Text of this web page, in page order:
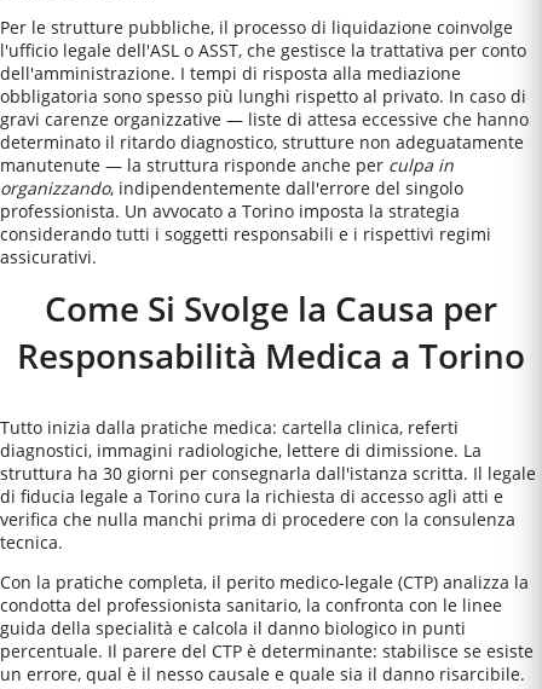
Per le strutture pubbliche, il processo di liquidazione coinvolge
l'ufficio legale dell'ASL o ASST, che gestisce la trattativa per conto
dell'amministrazione. I tempi di risposta alla mediazione
obbligatoria sono spesso più lunghi rispetto al privato. In caso di
gravi carenze organizzative — liste di attesa eccessive che hanno
determinato il ritardo diagnostico, strutture non adeguatamente
manutenute — la struttura risponde anche per culpa in
organizzando, indipendentemente dall'errore del singolo
professionista. Un avvocato a Torino imposta la strategia
considerando tutti i soggetti responsabili e i rispettivi regimi
assicurativi.
Come Si Svolge la Causa per
Responsabilità Medica a Torino
Tutto inizia dalla pratiche medica: cartella clinica, referti
diagnostici, immagini radiologiche, lettere di dimissione. La
struttura ha 30 giorni per consegnarla dall'istanza scritta. Il legale
di fiducia legale a Torino cura la richiesta di accesso agli atti e
verifica che nulla manchi prima di procedere con la consulenza
tecnica.
Con la pratiche completa, il perito medico-legale (CTP) analizza la
condotta del professionista sanitario, la confronta con le linee
guida della specialità e calcola il danno biologico in punti
percentuale. Il parere del CTP è determinante: stabilisce se esiste
un errore, qual è il nesso causale e quale sia il danno risarcibile.